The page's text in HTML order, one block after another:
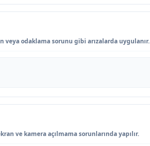
veya odaklama sorunu gibi arızalarda uygulanır.
ve kamera açılmama sorunlarında yapılır.